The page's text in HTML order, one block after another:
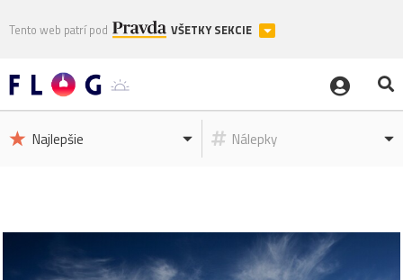
Tento web patrí pod VŠETKY SEKCIE
Najlepšie Nálepky